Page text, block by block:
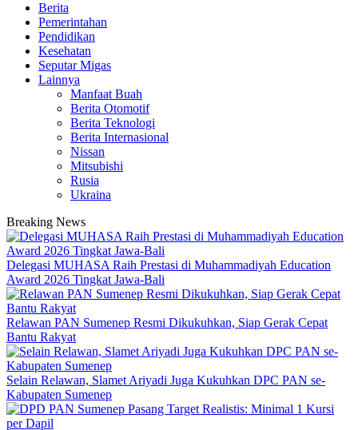
Berita
Pemerintahan
Pendidikan
Kesehatan
Seputar Migas
Lainnya
Manfaat Buah
Berita Otomotif
Berita Teknologi
Berita Internasional
Nissan
Mitsubishi
Rusia
Ukraina
Breaking News
Delegasi MUHASA Raih Prestasi di Muhammadiyah Education
Award 2026 Tingkat Jawa-Bali
Relawan PAN Sumenep Resmi Dikukuhkan, Siap Gerak Cepat
Bantu Rakyat
Selain Relawan, Slamet Ariyadi Juga Kukuhkan DPC PAN se-
Kabupaten Sumenep